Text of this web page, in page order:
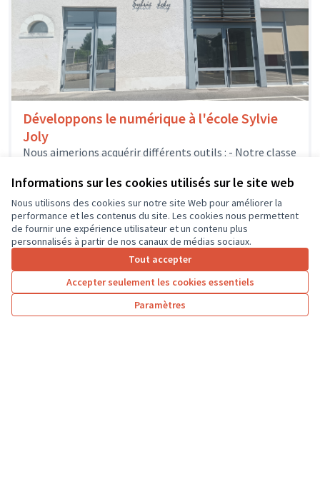
Informations sur les cookies utilisés sur le site web
Nous utilisons des cookies sur notre site Web pour améliorer la
performance et les contenus du site. Les cookies nous permettent
de fournir une expérience utilisateur et un contenu plus
personnalisés à partir de nos canaux de médias sociaux.
Tout accepter
Accepter seulement les cookies essentiels
Paramètres
Développons le numérique à l'école Sylvie
Joly
Nous aimerions acquérir différents outils : - Notre classe
ordinateurs portables, afin que les élèves...
Résultats par page : 25
3 … 7